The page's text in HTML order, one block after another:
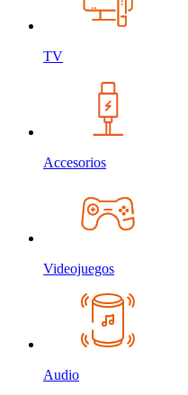
TV
Accesorios
Videojuegos
Audio